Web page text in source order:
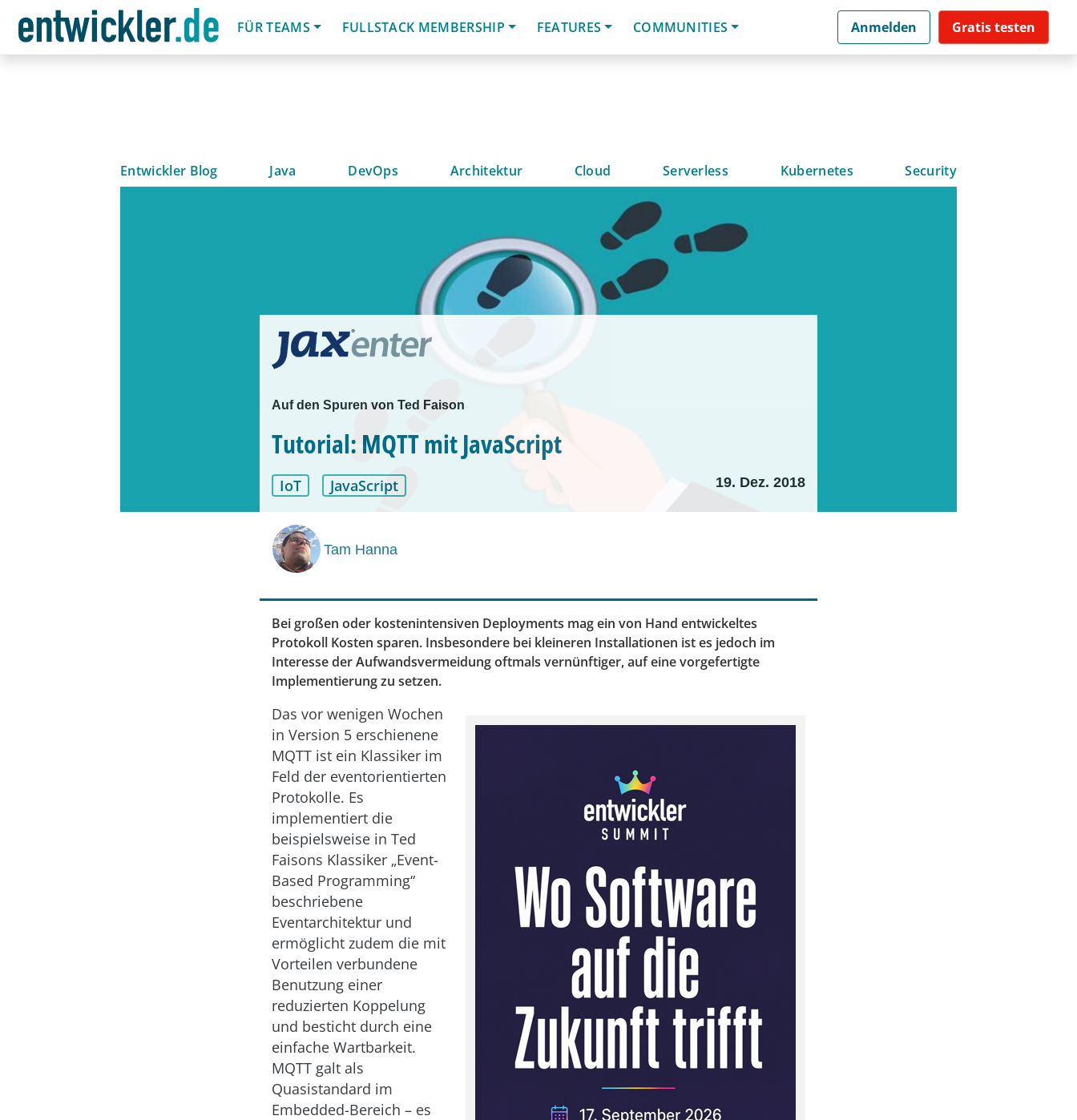
FÜR TEAMS
FULLSTACK MEMBERSHIP FEATURES COMMUNITIES Anmelden Gratis testen
Entwickler Blog Java DevOps Architektur Cloud Serverless Kubernetes Security
Auf den Spuren von Ted Faison
Tutorial: MQTT mit JavaScript
IoT JavaScript 19. Dez. 2018
Tam Hanna
Bei großen oder kostenintensiven Deployments mag ein von Hand entwickeltes
Protokoll Kosten sparen. Insbesondere bei kleineren Installationen ist es jedoch im
Interesse der Aufwandsvermeidung oftmals vernünftiger, auf eine vorgefertigte
Implementierung zu setzen.
Das vor wenigen Wochen
in Version 5 erschienene
MQTT ist ein Klassiker im
Feld der eventorientierten
Protokolle. Es
implementiert die
beispielsweise in Ted
Faisons Klassiker „Event-
Based Programming“
beschriebene
Eventarchitektur und
ermöglicht zudem die mit
Vorteilen verbundene
Benutzung einer
reduzierten Koppelung
und besticht durch eine
einfache Wartbarkeit.
MQTT galt als
Quasistandard im
Embedded-Bereich – es